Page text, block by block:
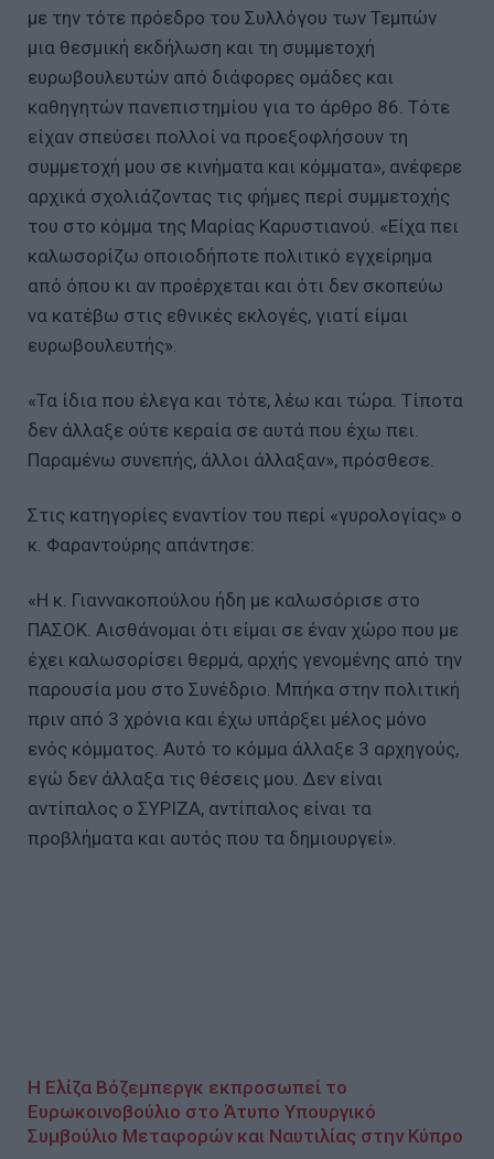
με την τότε πρόεδρο του Συλλόγου των Τεμπών
μια θεσμική εκδήλωση και τη συμμετοχή
ευρωβουλευτών από διάφορες ομάδες και
καθηγητών πανεπιστημίου για το άρθρο 86. Τότε
είχαν σπεύσει πολλοί να προεξοφλήσουν τη
συμμετοχή μου σε κινήματα και κόμματα», ανέφερε
αρχικά σχολιάζοντας τις φήμες περί συμμετοχής
του στο κόμμα της Μαρίας Καρυστιανού. «Είχα πει
καλωσορίζω οποιοδήποτε πολιτικό εγχείρημα
από όπου κι αν προέρχεται και ότι δεν σκοπεύω
να κατέβω στις εθνικές εκλογές, γιατί είμαι
ευρωβουλευτής».
«Τα ίδια που έλεγα και τότε, λέω και τώρα. Τίποτα
δεν άλλαξε ούτε κεραία σε αυτά που έχω πει.
Παραμένω συνεπής, άλλοι άλλαξαν», πρόσθεσε.
Στις κατηγορίες εναντίον του περί «γυρολογίας» ο
κ. Φαραντούρης απάντησε:
«Η κ. Γιαννακοπούλου ήδη με καλωσόρισε στο
ΠΑΣΟΚ. Αισθάνομαι ότι είμαι σε έναν χώρο που με
έχει καλωσορίσει θερμά, αρχής γενομένης από την
παρουσία μου στο Συνέδριο. Μπήκα στην πολιτική
πριν από 3 χρόνια και έχω υπάρξει μέλος μόνο
ενός κόμματος. Αυτό το κόμμα άλλαξε 3 αρχηγούς,
εγώ δεν άλλαξα τις θέσεις μου. Δεν είναι
αντίπαλος ο ΣΥΡΙΖΑ, αντίπαλος είναι τα
προβλήματα και αυτός που τα δημιουργεί».
Η Ελίζα Βόζεμπεργκ εκπροσωπεί το
Ευρωκοινοβούλιο στο Άτυπο Υπουργικό
Συμβούλιο Μεταφορών και Ναυτιλίας στην Κύπρο